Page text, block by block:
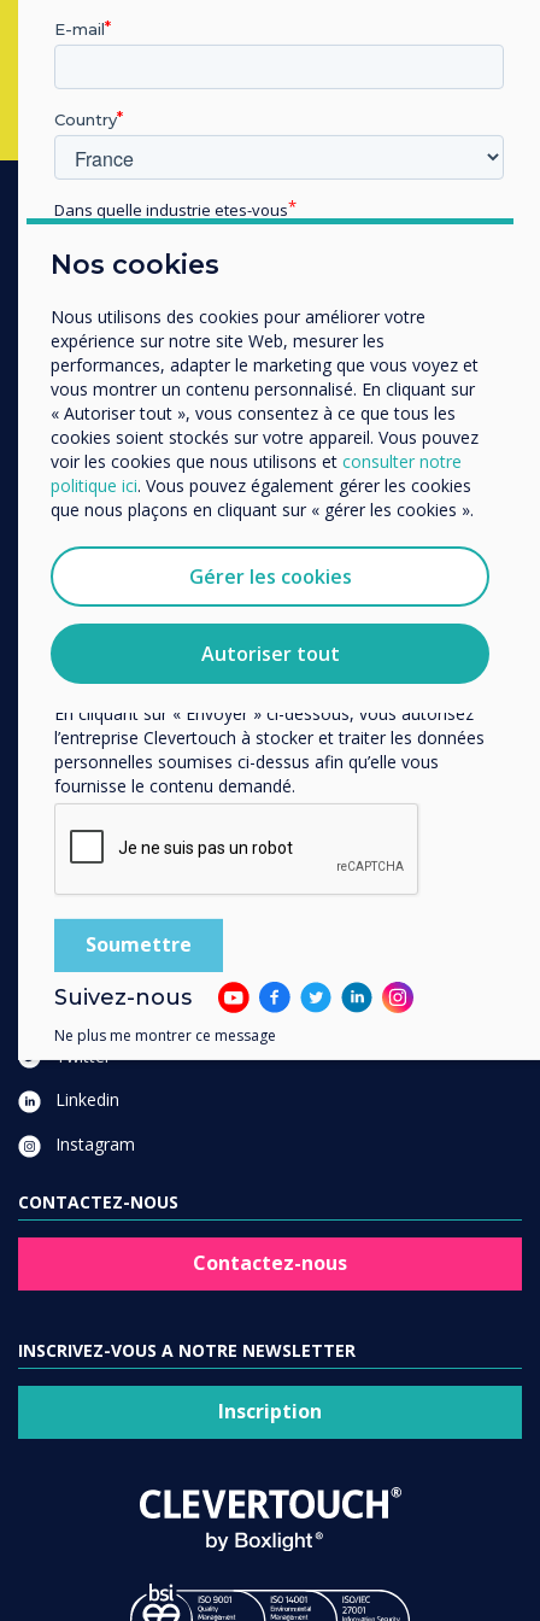
John Ginty
Corinna Denbow
Remplissez ce formulaire
Ecrans Interactifs
Ecrans Professionnels
Affichage Dynamique
Réservation de Salle
Logiciel
Communication Unifiée
Accessoires
Collaboration
SOLUTIONS
Entreprise
Retail
Santé
Education Supérieure
Histoire des clients
Télétravail
SUIVEZ-NOUS
YouTube
Facebook
Twitter
Linkedin
Instagram
CONTACTEZ-NOUS
Contactez-nous
INSCRIVEZ-VOUS A NOTRE NEWSLETTER
Inscription
Nos cookies
Nous utilisons des cookies pour améliorer votre
expérience sur notre site Web, mesurer les
performances, adapter le marketing que vous voyez et
vous montrer un contenu personnalisé. En cliquant sur
« Autoriser tout », vous consentez à ce que tous les
cookies soient stockés sur votre appareil. Vous pouvez
voir les cookies que nous utilisons et consulter notre
politique ici. Vous pouvez également gérer les cookies
que nous plaçons en cliquant sur « gérer les cookies ».
Gérer les cookies
Autoriser tout
E-mail
Country
Dans quelle industrie etes-vous
Enterprise
Organisation Name
Nous aimerions vous contacter au sujet de nos produits
et services par e-mail, téléphone ou courrier.
J'accepte de recevoir des communications de
Clevertouch.
Vous pouvez vous désabonner de ces communications à
tout moment. Consultez notre Politique de confidentialité
pour en savoir plus sur nos modalités de
désabonnement, nos politiques de confidentialité et sur
notre engagement vis-à-vis de la protection et du respect
de la vie privée.
En cliquant sur « Envoyer » ci-dessous, vous autorisez
l’entreprise Clevertouch à stocker et traiter les données
personnelles soumises ci-dessus afin qu’elle vous
fournisse le contenu demandé.
Suivez-nous
Ne plus me montrer ce message